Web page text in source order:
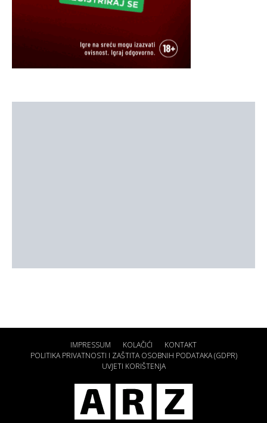
IMPRESSUM KOLAČIĆI
KONTAKT
POLITIKA PRIVATNOSTI I ZAŠTITA OSOBNIH PODATAKA (GDPR)
UVJETI KORIŠTENJA